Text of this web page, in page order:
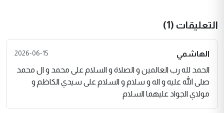
التعليقات (1)
الهاشمي 2026-06-15
الحمد لله رب العالمين و الصلاة و السلام على محمد و ال محمد
صلى الله عليه و اله و سلام و السلام على سيدي الكاظم و
مولاي الجواد عليهما السلام